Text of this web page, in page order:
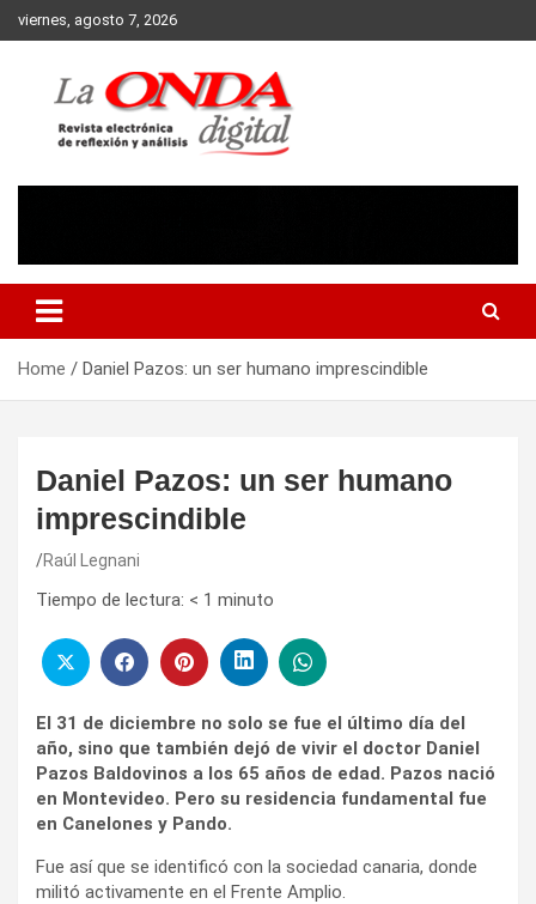
Skip
to
viernes, agosto 7, 2026
Home Daniel Pazos: un ser humano imprescindible
Daniel Pazos: un ser humano
imprescindible
Raúl Legnani
Tiempo de lectura: < 1 minuto
El 31 de diciembre no solo se fue el último día del
año, sino que también dejó de vivir el doctor Daniel
Pazos Baldovinos a los 65 años de edad. Pazos nació
en Montevideo. Pero su residencia fundamental fue
en Canelones y Pando.
Fue así que se identificó con la sociedad canaria, donde
militó activamente en el Frente Amplio.